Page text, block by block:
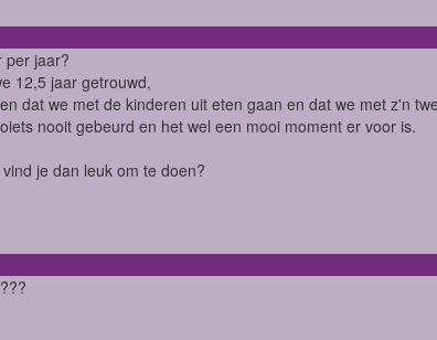
per jaar?
12,5 jaar getrouwd,
dat we met de kinderen uit eten gaan en dat we met z'n
nooit gebeurd en het wel een mooi moment er voor is.
je dan leuk om te doen?